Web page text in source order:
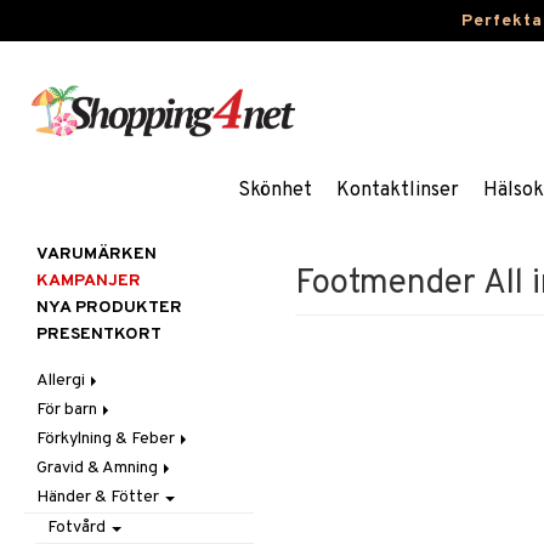
Skönhet Kontaktlinser
Footmender All
VARUMÄRKEN
KAMPANJER
NYA PRODUKTER
PRESENTKORT
Allergi
Nässpray
Ögondroppar
Tabletter
För barn
Blodstoppare
Blöjor
Feber, Förkylning & Värk
Hår
Förkylning & Feber
Feber
Febernedsättande
Barn
Febertermometrar
Halsont & Heshet
Hosta
Gravid & Amning
Bröstpump
Bröstskydd & Inlägg
Händer & Fötter
Fotvård